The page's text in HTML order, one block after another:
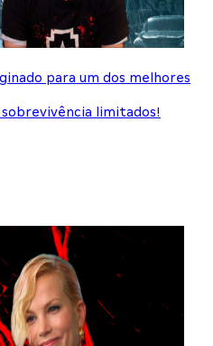
para um dos melhores
limitados!